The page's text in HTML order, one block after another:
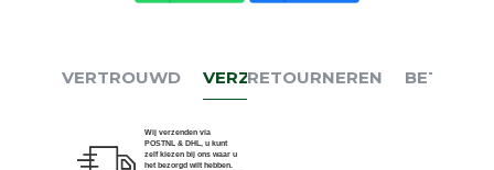
VERTROUWD VERZENDEN
Wij verzenden via
POSTNL & DHL, u kunt
zelf kiezen bij ons waar u
het bezorgd wilt hebben.
RETOURNEREN BETALEN